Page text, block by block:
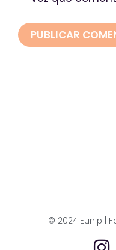
© 2024 Eunip |